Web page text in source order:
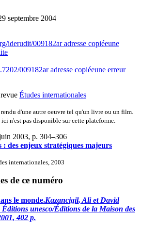
septembre 2004
iderudit/009182aradresse copiéeune
009182aradresse copiéeune erreur
Études internationales
d'une autre oeuvre tel qu'un livre ou un film.
n'est pas disponible sur cette plateforme.
2003, p. 304–306
des enjeux stratégiques majeurs
internationales, 2003
de ce numéro
le monde.Kazancigil, Ali et David
Éditions unesco/Éditions de la Maison des
402 p.